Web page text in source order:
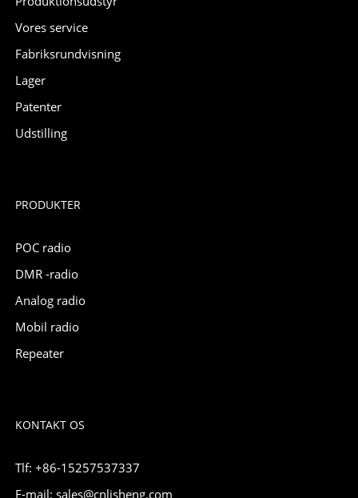
Vores service
Fabriksrundvisning
Lager
Patenter
Udstilling
PRODUKTER
POC radio
DMR -radio
Analog radio
Mobil radio
Repeater
KONTAKT OS
Tlf: +86-15257537337
E-mail: sales@cnlisheng.com